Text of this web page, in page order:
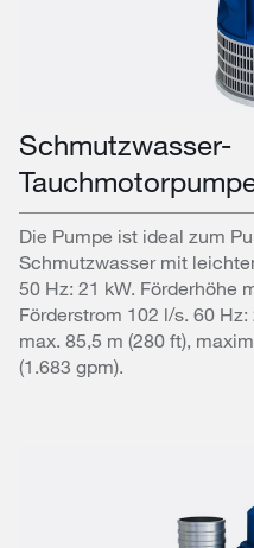
Schmutzwasser-
Die Pumpe ist ideal zum
Schmutzwasser mit
50 Hz: 21 kW. Förderhöhe
Förderstrom 102 l/s. 60
max. 85,5 m (280 ft),
(1.683 gpm).